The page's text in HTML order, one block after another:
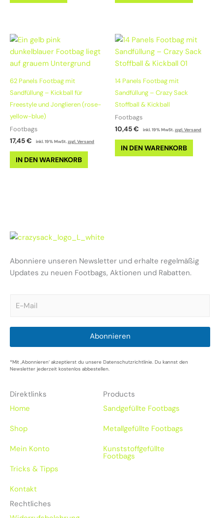
62 Panels Footbag mit
Sandfüllung – Kickball für
Freestyle und Jonglieren (rose-
yellow-blue)
Footbags
17,45€ inkl. 19% MwSt.zzgl. Versand
IN DEN WARENKORB
14 Panels Footbag mit
Sandfüllung – Crazy Sack
Stoffball & Kickball
Footbags
10,45€ inkl. 19% MwSt.zzgl. Versand
IN DEN WARENKORB
Abonniere unseren Newsletter und erhalte regelmäßig
Updates zu neuen Footbags, Aktionen und Rabatten.
m
i
*
Abonnieren
*Mit ‚Abonnieren‘ akzeptierst du unsere Datenschutzrichtlinie. Du kannst den
Newsletter jederzeit kostenlos abbestellen.
Direktlinks
Home
Shop
Mein Konto
Tricks & Tipps
Kontakt
Products
Sandgefüllte Footbags
Metallgefüllte Footbags
Kunststoffgefüllte
Footbags
Rechtliches